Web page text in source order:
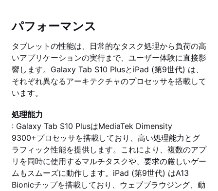
パフォーマンス
タブレットの性能は、日常的なタスク処理から負荷の高
いアプリケーションの実行まで、ユーザー体験に直接影
響します。Galaxy Tab S10 PlusとiPad (第9世代) は、
それぞれ異なるアーキテクチャのプロセッサを搭載して
います。
処理能力
: Galaxy Tab S10 PlusはMediaTek Dimensity
9300+プロセッサを搭載しており、高い処理能力とグ
ラフィック性能を提供します。これにより、複数のアプ
リを同時に使用するマルチタスクや、要求の厳しいゲー
ムもスムーズに動作します。iPad (第9世代) はA13
Bionicチップを搭載しており、ウェブブラウジング、動